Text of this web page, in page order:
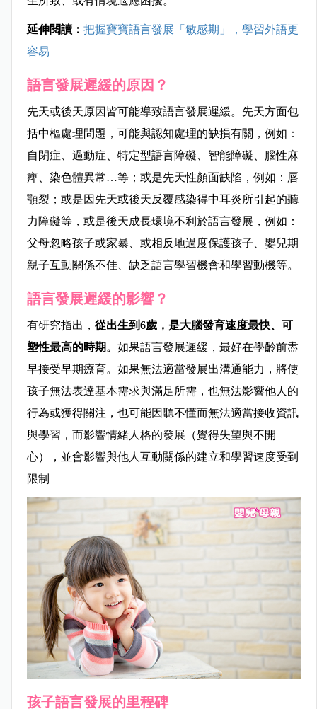
延伸閱讀： 把握寶寶語言發展「敏感期」，學習外語更
容易
語言發展遲緩的原因？
先天或後天原因皆可能導致語言發展遲緩。先天方面包
括中樞處理問題，可能與認知處理的缺損有關，例如：
自閉症、過動症、特定型語言障礙、智能障礙、腦性麻
痺、染色體異常…等； 或是先天性顏面缺陷，例如：唇
顎裂；或是因先天或後天反覆感染得中耳炎所引起的聽
力障礙等，或是後天成長環境不利於語言發展，例如：
父母忽略孩子或家暴、或相反地過度保護孩子、嬰兒期
親子互動關係不佳、缺乏語言學習機會和學習動機等。
語言發展遲緩的影響？
有研究指出， 從出生到6歲，是大腦發育速度最快、可
塑性最高的時期。 如果語言發展遲緩，最好在學齡前盡
早接受早期療育。如果無法適當發展出溝通能力，將使
孩子無法表達基本需求與滿足所需，也無法影響他人的
行為或獲得關注，也可能因聽不懂而無法適當接收資訊
與學習，而影響情緒人格的發展（覺得失望與不開
心），並會影響與他人互動關係的建立和學習速度受到
限制
孩子語言發展的里程碑